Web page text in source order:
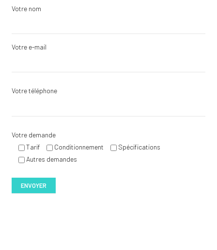
Votre nom
Votre e-mail
Votre téléphone
Votre demande
Tarif
Conditionnement
Spécifications
Autres demandes